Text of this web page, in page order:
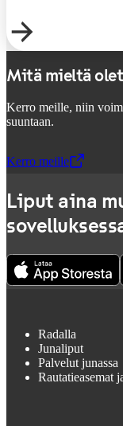
Mitä mieltä
Kerro meille, niin
suuntaan.
Kerro meille
,Avataan uudessa
Liput aina
Radalla
Junaliput
Palvelut junassa
Rautatieasemat